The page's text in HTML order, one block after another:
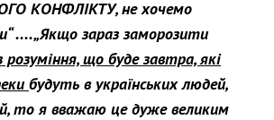
КОНФЛІКТУ, не хочемо
....„Якщо зараз заморозити
розуміння, що буде завтра, які
будуть в українських людей,
то я вважаю це дуже великим